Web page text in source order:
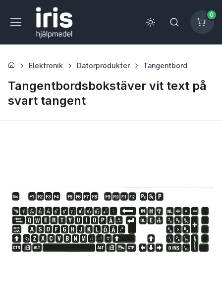
0
Elektronik Datorprodukter Tangentbord
Tangentbordsbokstäver vit text på
svart tangent